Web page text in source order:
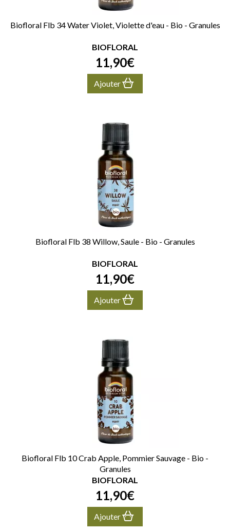
Biofloral Flb 34 Water Violet, Violette d'eau - Bio - Granules
BIOFLORAL
11,90€
Ajouter
Biofloral Flb 38 Willow, Saule - Bio - Granules
BIOFLORAL
11,90€
Ajouter
Biofloral Flb 10 Crab Apple, Pommier Sauvage - Bio -
Granules
BIOFLORAL
11,90€
Ajouter